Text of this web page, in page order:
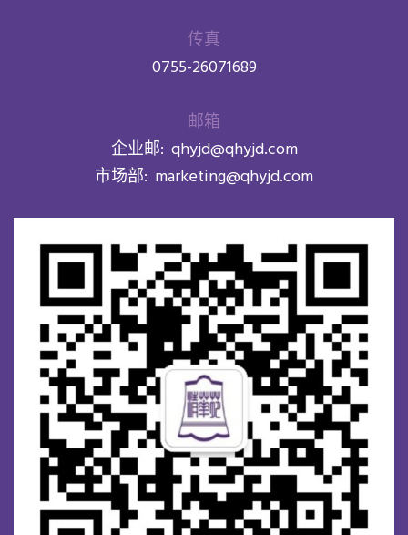
传真
0755-26071689
邮箱
企业邮: qhyjd@qhyjd.com
市场部: marketing@qhyjd.com